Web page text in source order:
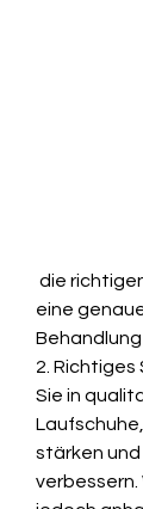
eine
2. Richtiges
Sie in
stärken und
verbessern.